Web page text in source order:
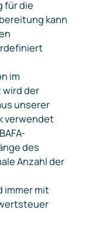
für die
kann
im
der
unserer
verwendet
des
Anzahl der
immer mit